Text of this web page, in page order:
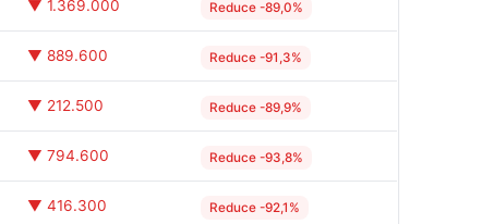
▼ 1.369.000 Reduce -89,0%
▼ 889.600 Reduce -91,3%
▼ 212.500 Reduce -89,9%
▼ 794.600 Reduce -93,8%
▼ 416.300 Reduce -92,1%